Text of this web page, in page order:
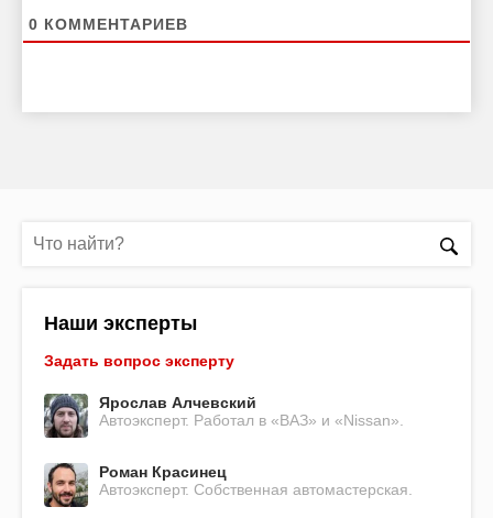
0 КОММЕНТАРИЕВ
Наши эксперты
Задать вопрос эксперту
Ярослав Алчевский
Автоэксперт. Работал в «ВАЗ» и «Nissan».
Роман Красинец
Автоэксперт. Собственная автомастерская.